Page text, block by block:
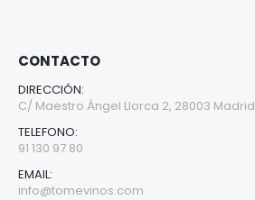
CONTACTO
DIRECCIÓN:
C/ Maestro Ángel Llorca 2, 28003 Madrid
TELEFONO:
91 130 97 80
EMAIL:
info@tomevinos.com